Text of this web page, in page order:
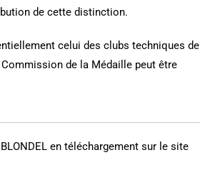
de cette distinction.
celui des clubs techniques de
de la Médaille peut être
en téléchargement sur le site